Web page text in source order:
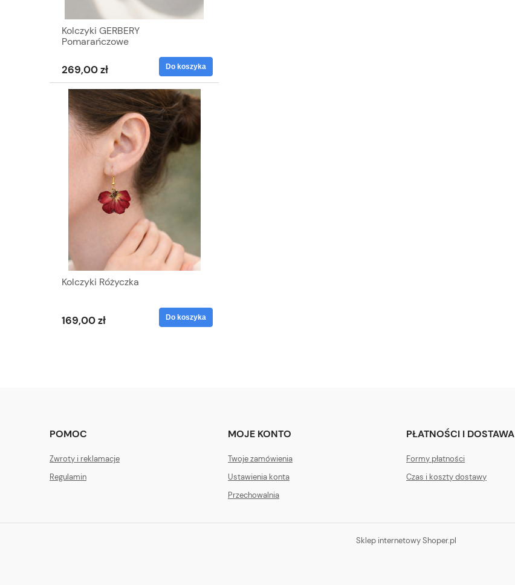
Kolczyki GERBERY
Pomarańczowe
269,00 zł Do koszyka
Kolczyki Różyczka
169,00 zł Do koszyka
POMOC
Zwroty i reklamacje
Regulamin
MOJE KONTO
Twoje zamówienia
Ustawienia konta
Przechowalnia
PŁATNOŚCI I DOSTAWA
Formy płatności
Czas i koszty dostawy
Sklep internetowy Shoper.pl